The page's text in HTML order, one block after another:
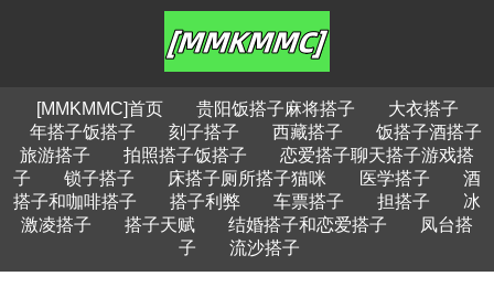
[MMKMMC]首页 贵阳饭搭子麻将搭子
大衣搭子
年搭子饭搭子
刻子搭子 西藏搭子
饭搭子酒搭子
旅游搭子
拍照搭子饭搭子
恋爱搭子聊天搭子游戏搭
子
锁子搭子 床搭子厕所搭子猫咪 医学搭子
酒
搭子和咖啡搭子
搭子利弊 车票搭子 担搭子
冰
激凌搭子
搭子天赋 结婚搭子和恋爱搭子
凤台搭
子
流沙搭子